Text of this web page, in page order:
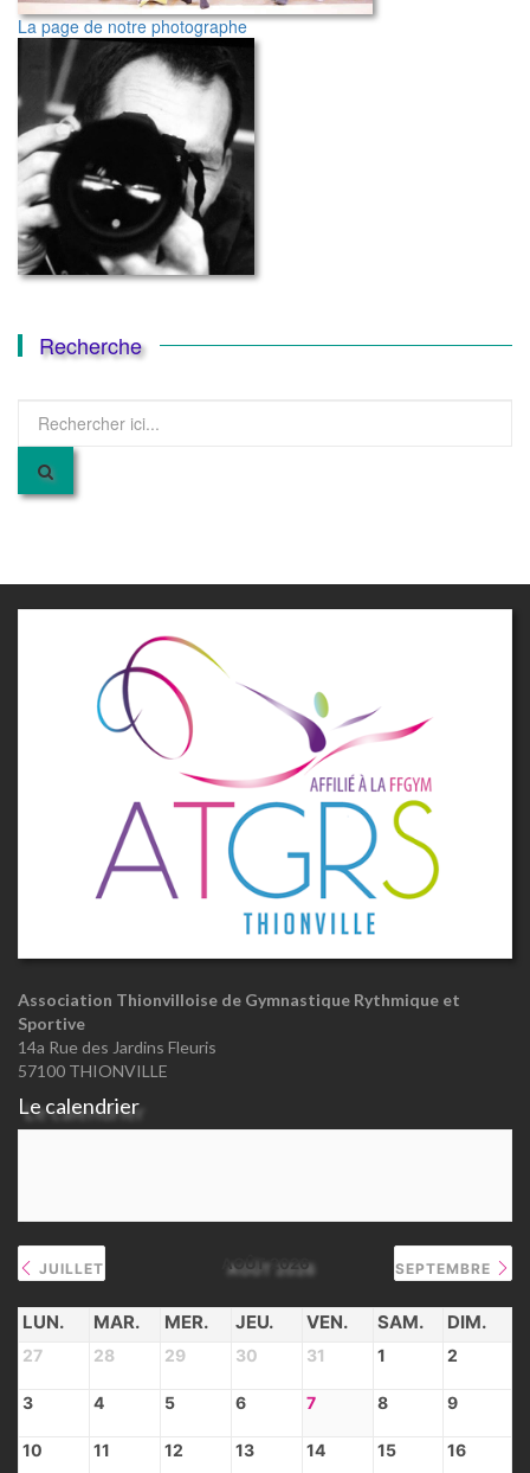
La page de notre photographe
Recherche
pour
Association Thionvilloise de Gymnastique Rythmique et
Sportive
14a Rue des Jardins Fleuris
57100 THIONVILLE
Le calendrier
JUILLET AOÛT 2026 SEPTEMBRE
LUN. MAR. MER. JEU. VEN. SAM. DIM.
27 28 29 30 31 1 2
3 4 5 6 7 8 9
10 11 12 13 14 15 16